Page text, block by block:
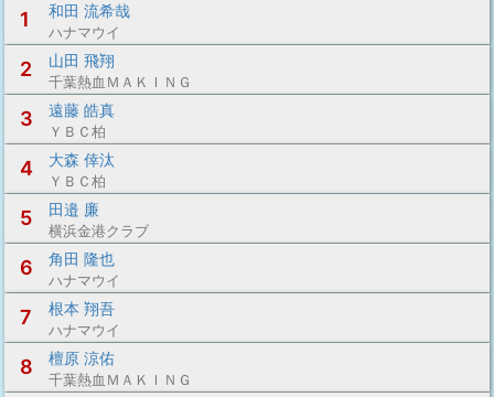
1
和田 流希哉
ハナマウイ
2 山田 飛翔
千葉熱血ＭＡＫＩＮＧ
3 遠藤 皓真
ＹＢＣ柏
4 大森 倖汰
ＹＢＣ柏
5 田邉 廉
横浜金港クラブ
6 角田 隆也
ハナマウイ
7 根本 翔吾
ハナマウイ
8 檀原 涼佑
千葉熱血ＭＡＫＩＮＧ